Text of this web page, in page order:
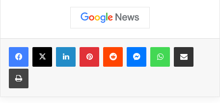
Facebook
X LinkedInPinterestReddit MessengerWhatsAppCompartir vía correo
Imprimir